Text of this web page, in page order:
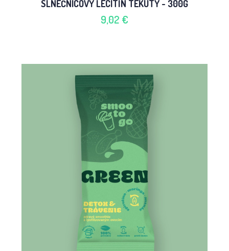
SLNEČNICOVÝ LECITÍN TEKUTÝ - 300G
9,02 €